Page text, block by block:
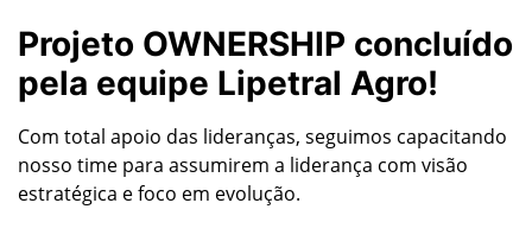
Projeto OWNERSHIP concluído
pela equipe Lipetral Agro!
Com total apoio das lideranças, seguimos capacitando
nosso time para assumirem a liderança com visão
estratégica e foco em evolução.